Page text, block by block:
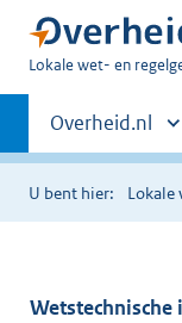
U
hier:
Lokale wet- en
Primaire
navigatie
Andere
sites
binnen
Overheid.nl
U bent hier: Lokale